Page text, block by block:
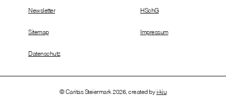
© Caritas Steiermark 2026, created by i-kiu
Newsletter
Sitemap
Datenschutz
HSchG
Impressum